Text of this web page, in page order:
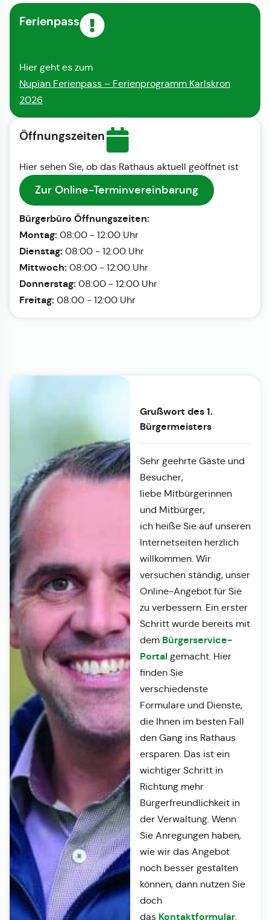
Ferienpass
Hier geht es zum
Nupian Ferienpass – Ferienprogramm Karlskron
2026
Öffnungszeiten
Hier sehen Sie, ob das Rathaus aktuell geöffnet ist
Zur Online-Terminvereinbarung
Bürgerbüro Öffnungszeiten:
Montag: 08:00 - 12:00 Uhr
Dienstag: 08:00 - 12:00 Uhr
Mittwoch: 08:00 - 12:00 Uhr
Donnerstag: 08:00 - 12:00 Uhr
Freitag: 08:00 - 12:00 Uhr
Grußwort des 1.
Bürgermeisters
Sehr geehrte Gäste und
Besucher,
liebe Mitbürgerinnen
und Mitbürger,
ich heiße Sie auf unseren
Internetseiten herzlich
willkommen. Wir
versuchen ständig, unser
Online-Angebot für Sie
zu verbessern. Ein erster
Schritt wurde bereits mit
dem Bürgerservice-
Portalgemacht. Hier
finden Sie
verschiedenste
Formulare und Dienste,
die Ihnen im besten Fall
den Gang ins Rathaus
ersparen. Das ist ein
wichtiger Schritt in
Richtung mehr
Bürgerfreundlichkeit in
der Verwaltung. Wenn
Sie Anregungen haben,
wie wir das Angebot
noch besser gestalten
können, dann nutzen Sie
doch
das Kontaktformular.